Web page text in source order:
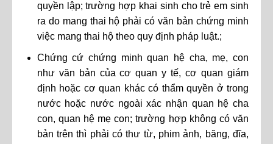
quyền lập; trường hợp khai sinh cho trẻ em sinh
ra do mang thai hộ phải có văn bản chứng minh
việc mang thai hộ theo quy định pháp luật.;
Chứng cứ chứng minh quan hệ cha, mẹ, con
như văn bản của cơ quan y tế, cơ quan giám
định hoặc cơ quan khác có thẩm quyền ở trong
nước hoặc nước ngoài xác nhận quan hệ cha
con, quan hệ mẹ con; trường hợp không có văn
bản trên thì phải có thư từ, phim ảnh, băng, đĩa,